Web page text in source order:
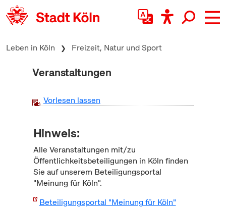
zum Inhalt springen
Leben in Köln Freizeit, Natur und Sport
Veranstaltungen
Vorlesen lassen
Hinweis:
Alle Veranstaltungen mit/zu
Öffentlichkeitsbeteiligungen in Köln finden
Sie auf unserem Beteiligungsportal
"Meinung für Köln".
Beteiligungsportal "Meinung für Köln"